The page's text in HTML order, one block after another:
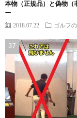
本物（正規品）と偽物（
ー
2018.07.22 ゴルフ